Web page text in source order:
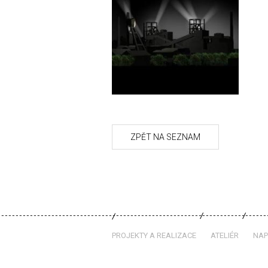
PROJEKTY A REALIZACE ATELIÉR